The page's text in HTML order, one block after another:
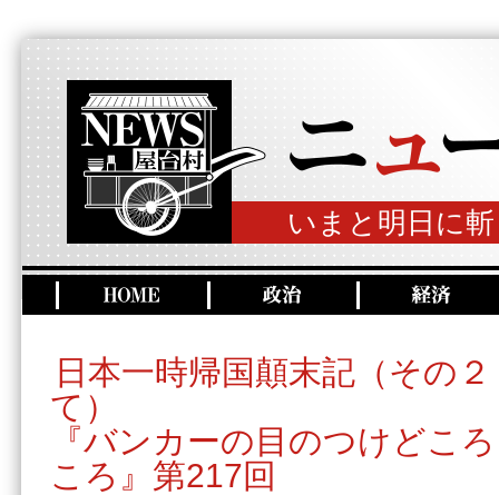
いまと明日に
日本一時帰国顛末記（その
て）
『バンカーの目のつけどこ
ころ』第217回